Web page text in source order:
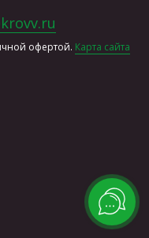
офертой. Карта сайта